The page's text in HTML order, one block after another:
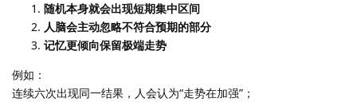
随机本身就会出现短期集中区间
人脑会主动忽略不符合预期的部分
记忆更倾向保留极端走势
例如：
连续六次出现同一结果，人会认为“走势在加强”；